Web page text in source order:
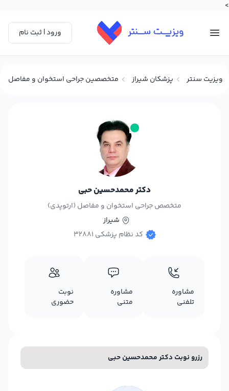
>
ورود | ثبت نام
ویزیت سنتر پزشکان شیراز متخصصین جراحی استخوان و مفاصل
دکتر محمدحسین حبی
متخصص جراحی استخوان و مفاصل (ارتوپدی)
شیراز
کد نظام پزشکی 32881
مشاوره
تلفنی
مشاوره
متنی
نوبت
حضوری
رزرو نوبت دکتر محمدحسین حبی